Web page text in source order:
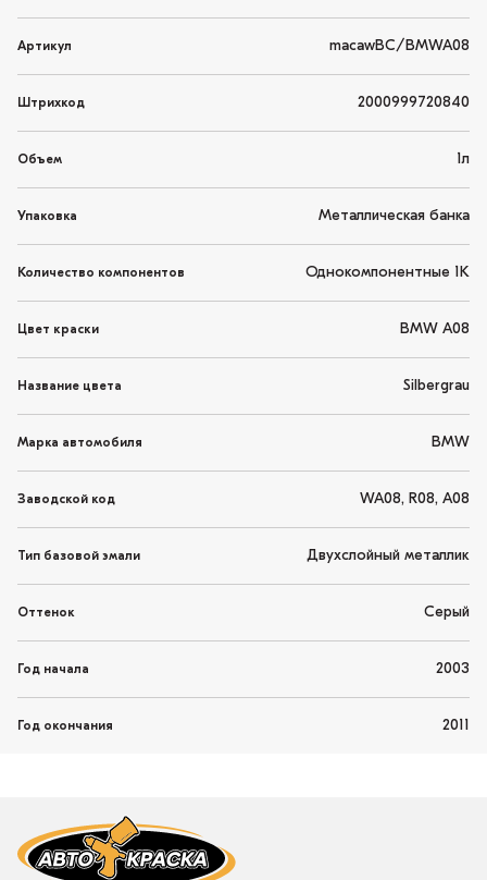
Артикул macawBC/BMWA08
Штрихкод 2000999720840
Объем 1л
Упаковка Металлическая банка
Количество компонентов Однокомпонентные 1K
Цвет краски BMW A08
Название цвета Silbergrau
Марка автомобиля BMW
Заводской код WA08, R08, A08
Тип базовой эмали Двухслойный металлик
Оттенок Серый
Год начала 2003
Год окончания 2011